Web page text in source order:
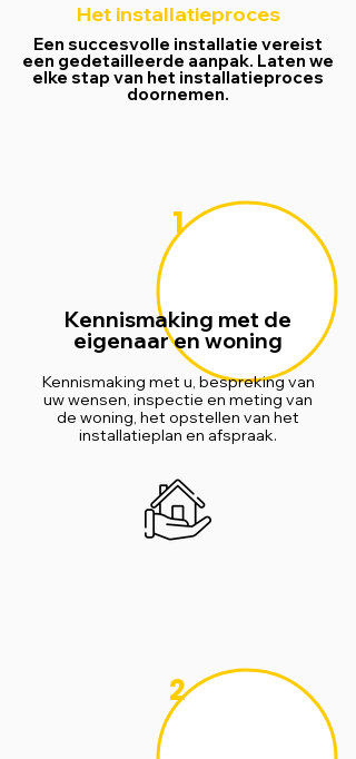
Het installatieproces
Een succesvolle installatie vereist
een gedetailleerde aanpak. Laten we
elke stap van het installatieproces
doornemen.
1
Kennismaking met de
eigenaar en woning
Kennismaking met u, bespreking van
uw wensen, inspectie en meting van
de woning, het opstellen van het
installatieplan en afspraak.
2